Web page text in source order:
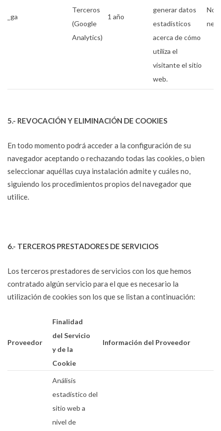
_ga
Terceros
(Google
Analytics)
1 año
generar datos
estadísticos
acerca de cómo
utiliza el
visitante el sitio
web.
No
5.- REVOCACIÓN Y ELIMINACIÓN DE COOKIES
En todo momento podrá acceder a la configuración de su
navegador aceptando o rechazando todas las cookies, o bien
seleccionar aquéllas cuya instalación admite y cuáles no,
siguiendo los procedimientos propios del navegador que
utilice.
6.- TERCEROS PRESTADORES DE SERVICIOS
Los terceros prestadores de servicios con los que hemos
contratado algún servicio para el que es necesario la
utilización de cookies son los que se listan a continuación:
Proveedor
Finalidad
del Servicio
y de la
Cookie
Información del Proveedor
Análisis
estadístico del
sitio web a
nivel de